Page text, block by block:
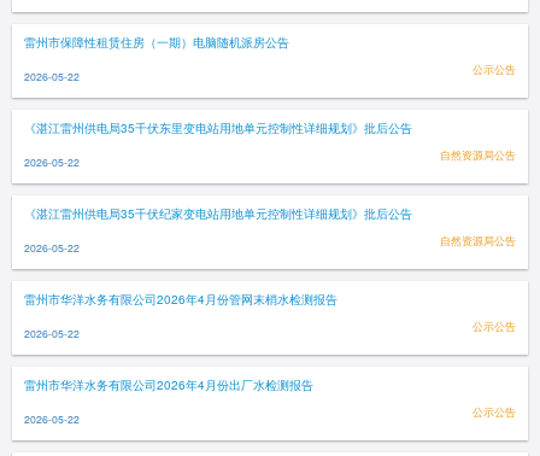
雷州市保障性租赁住房（一期）电脑随机派房公告
2026-05-22 公示公告
《湛江雷州供电局35千伏东里变电站用地单元控制性详细规划》批后公告
2026-05-22 自然资源局公告
《湛江雷州供电局35千伏纪家变电站用地单元控制性详细规划》批后公告
2026-05-22 自然资源局公告
雷州市华洋水务有限公司2026年4月份管网末梢水检测报告
2026-05-22 公示公告
雷州市华洋水务有限公司2026年4月份出厂水检测报告
2026-05-22 公示公告